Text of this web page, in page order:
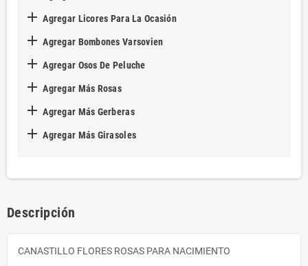
 Agregar Licores Para La Ocasión
 Agregar Bombones Varsovien
 Agregar Osos De Peluche
 Agregar Más Rosas
 Agregar Más Gerberas
 Agregar Más Girasoles
Descripción
CANASTILLO FLORES ROSAS PARA NACIMIENTO